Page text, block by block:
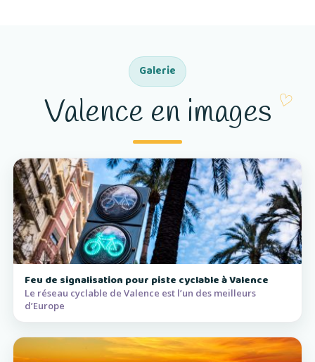
Galerie
Valence en images
Feu de signalisation pour piste cyclable à Valence
Le réseau cyclable de Valence est l’un des meilleurs
d’Europe